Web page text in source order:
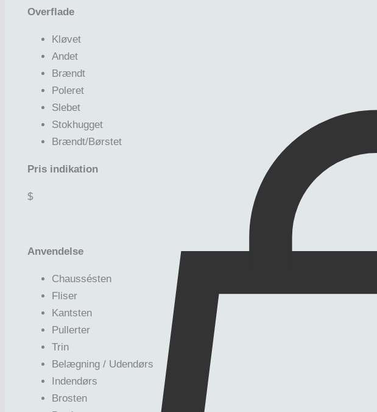
Overflade
Kløvet
Andet
Brændt
Poleret
Slebet
Stokhugget
Brændt/Børstet
Pris indikation
$
Anvendelse
Chaussésten
Fliser
Kantsten
Pullerter
Trin
Belægning / Udendørs
Indendørs
Brosten